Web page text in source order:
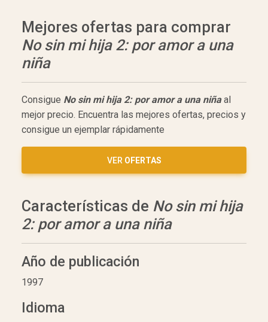
Mejores ofertas para comprar
No sin mi hija 2: por amor a una
niña
Consigue No sin mi hija 2: por amor a una niñaal
mejor precio. Encuentra las mejores ofertas, precios y
consigue un ejemplar rápidamente
VER OFERTAS
Características de No sin mi hija
2: por amor a una niña
Año de publicación
1997
Idioma